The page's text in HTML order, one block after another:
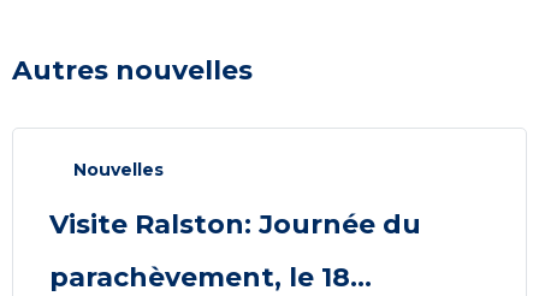
Autres nouvelles
Nouvelles
Visite Ralston: Journée du
parachèvement, le 18...